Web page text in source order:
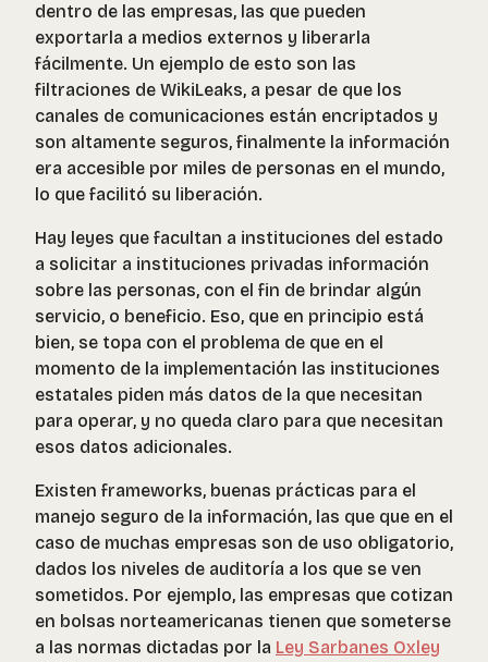
dentro de las empresas, las que pueden
exportarla a medios externos y liberarla
fácilmente. Un ejemplo de esto son las
filtraciones de WikiLeaks, a pesar de que los
canales de comunicaciones están encriptados y
son altamente seguros, finalmente la información
era accesible por miles de personas en el mundo,
lo que facilitó su liberación.
Hay leyes que facultan a instituciones del estado
a solicitar a instituciones privadas información
sobre las personas, con el fin de brindar algún
servicio, o beneficio. Eso, que en principio está
bien, se topa con el problema de que en el
momento de la implementación las instituciones
estatales piden más datos de la que necesitan
para operar, y no queda claro para que necesitan
esos datos adicionales.
Existen frameworks, buenas prácticas para el
manejo seguro de la información, las que que en el
caso de muchas empresas son de uso obligatorio,
dados los niveles de auditoría a los que se ven
sometidos. Por ejemplo, las empresas que cotizan
en bolsas norteamericanas tienen que someterse
a las normas dictadas por la Ley Sarbanes Oxley